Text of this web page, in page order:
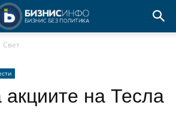
Свет
на Тесла